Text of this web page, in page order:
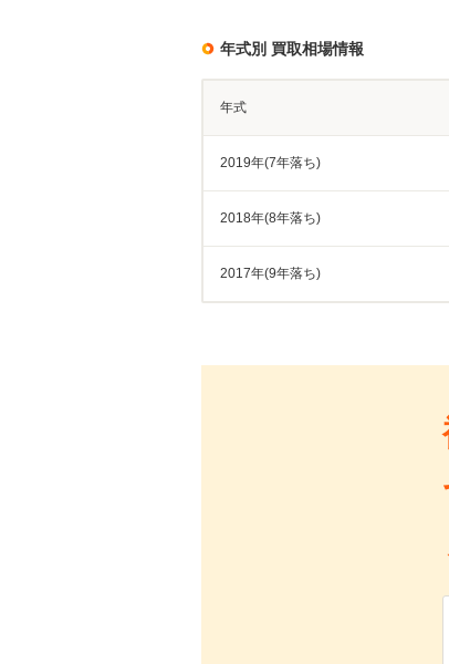
年式別 買取相場情報
年式
2019年(7年落ち)
2018年(8年落ち)
2017年(9年落ち)